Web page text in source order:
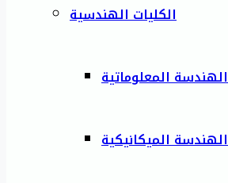
الكليات الهندسية
المعلوماتية
الميكانيكية